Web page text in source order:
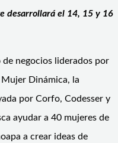
desarrollará el 14, 15 y 16
negocios liderados por
Dinámica, la
por Corfo, Codesser y
ayudar a 40 mujeres de
a crear ideas de